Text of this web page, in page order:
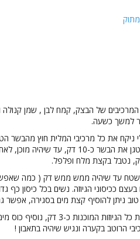
של הבצק, קמח לבן , שמן קנולה
למשך כשעה.
כפות שמן שומשום ונטגן את הבשר כ-10
עד שיהיה ממש ממש דק ( כמה
ככיסוני הגיוזה. נשים בכל כיסון
ניתן להוסיף קצת מים בסגירה, אפשר
הרוטב בקערה ונגיש שיהיה בתאבון !